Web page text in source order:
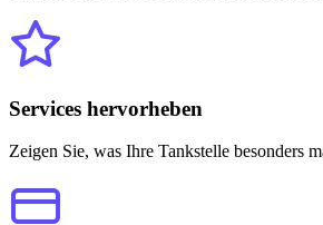
Services hervorheben
Zeigen Sie, was Ihre Tankstelle besonders